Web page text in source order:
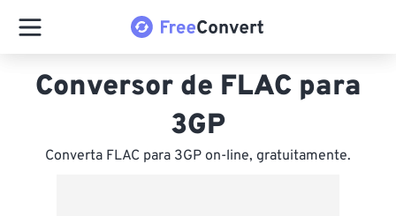
Conversor de FLAC para
3GP
Converta FLAC para 3GP on-line, gratuitamente.